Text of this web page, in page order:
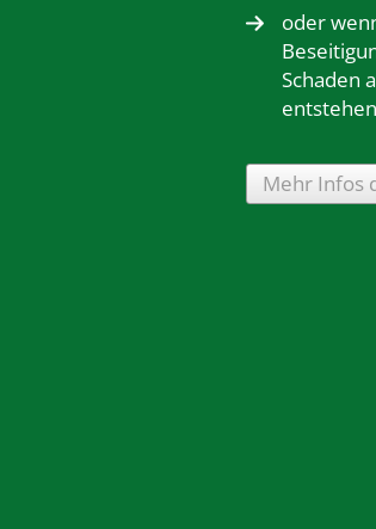
oder
Schaden
Mehr Infos